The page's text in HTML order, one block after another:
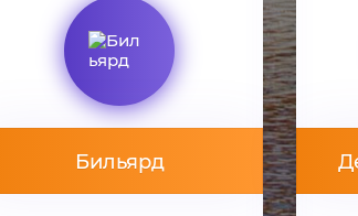
Бильярд